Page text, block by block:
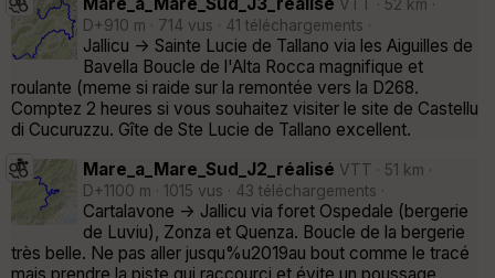
VTT · 52 km ·
D+910 m · 714 vus · 41 téléchargements ·
Jallicu -> Sainte Lucie de Tallano via les Aiguilles de
Bavella Boucle de l'Alta Rocca magnifique et
roulante (meme si raide sur la remontée vers la D268.
Comptez 2 heures si vous souhaitez visiter le site de Castellu
di Cucuruzzu. Gîte de Ste Lucie de Tallano excellent.
Mare_a_Mare_Sud_J2_réalisé VTT · 51 km ·
D+1100 m · 1015 vus · 43 téléchargements ·
Cartalavone -> Jallicu via foret Ospedale (bergerie
de Luviu), Zonza et Quenza. Boucle de la bergerie
très belle. Ne pas aller jusqu%u2019au bout comme le tracé